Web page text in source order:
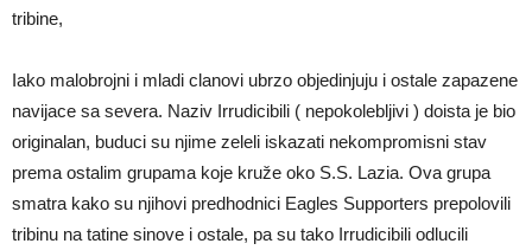
tribine,
Iako malobrojni i mladi clanovi ubrzo objedinjuju i ostale zapazene
navijace sa severa. Naziv Irrudicibili ( nepokolebljivi ) doista je bio
originalan, buduci su njime zeleli iskazati nekompromisni stav
prema ostalim grupama koje kruže oko S.S. Lazia. Ova grupa
smatra kako su njihovi predhodnici Eagles Supporters prepolovili
tribinu na tatine sinove i ostale, pa su tako Irrudicibili odlucili